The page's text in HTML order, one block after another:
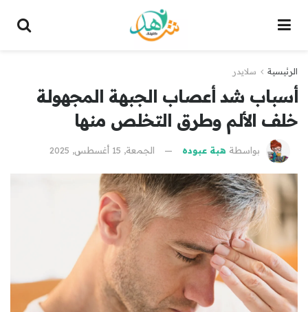
الرئيسية سلايدر
أسباب شد أعصاب الجبهة المجهولة
خلف الألم وطرق التخلص منها
بواسطة هبة عبوده الجمعة, 15 أغسطس, 2025